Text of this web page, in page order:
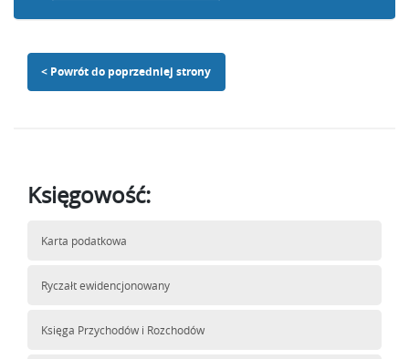
Księgowość:
Karta podatkowa
Ryczałt ewidencjonowany
Księga Przychodów i Rozchodów
< Powrót do poprzedniej strony